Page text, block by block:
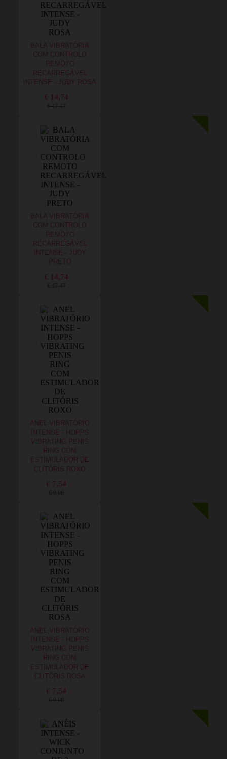
BALA VIBRATÓRIA
COM CONTROLO
REMOTO
RECARREGÁVEL
INTENSE - JUDY ROSA
€ 14,74
€ 17,47
BALA VIBRATÓRIA
COM CONTROLO
REMOTO
RECARREGÁVEL
INTENSE - JUDY
PRETO
€ 14,74
€ 17,47
ANEL VIBRATÓRIO
INTENSE - HOPPS
VIBRATING PENIS
RING COM
ESTIMULADOR DE
CLITÓRIS ROXO
€ 7,54
€ 9,08
ANEL VIBRATÓRIO
INTENSE - HOPPS
VIBRATING PENIS
RING COM
ESTIMULADOR DE
CLITÓRIS ROSA
€ 7,54
€ 9,08